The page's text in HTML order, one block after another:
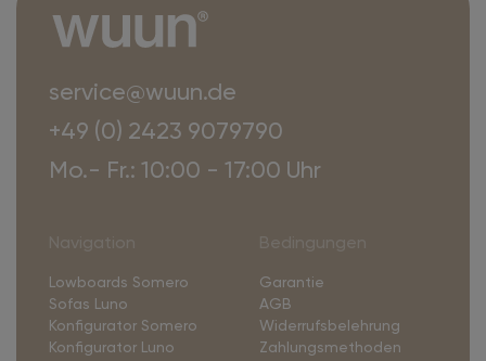
service@wuun.de
+49 (0) 2423 9079790
Mo.- Fr.: 10:00 - 17:00 Uhr
Lowboards Somero
Sofas Luno
Konfigurator Somero
Konfigurator Luno
Garantie
AGB
Widerrufsbelehrung
Zahlungsmethoden